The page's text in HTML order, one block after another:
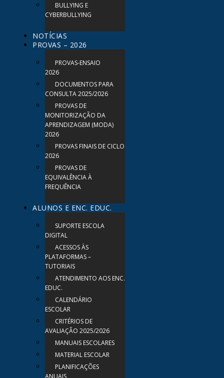
BULLYING E
CYBERBULLYING
NOTÍCIAS
PROVAS – 2026
PROVAS-ENSAIO
2026
DOCUMENTOS PARA
CONSULTA 2025/2026
PROVAS DE
MONITORIZAÇÃO DA
APRENDIZAGEM (MODA)
2026
PROVAS FINAIS DE CICLO
2026
PROVAS DE
EQUIVALÊNCIA À
FREQUÊNCIA
ALUNOS E ENC. EDUC.
SUPORTE ESCOLA
DIGITAL
ACESSOS ÀS
PLATAFORMAS –
TUTORIAIS
ATENDIMENTO AOS ENC.
EDUC.
CALENDÁRIO
ESCOLAR
CRITÉRIOS DE
AVALIAÇÃO 2025/2026
MANUAIS ESCOLARES
MATERIAL ESCOLAR
PLANIFICAÇÕES
ANUAIS